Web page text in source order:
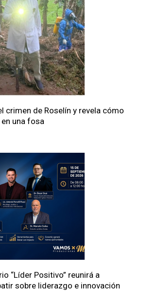
crimen de Roselín y revela cómo
una fosa
“Líder Positivo” reunirá a
sobre liderazgo e innovación